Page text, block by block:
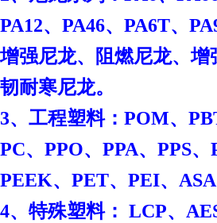
PA12、PA46、PA6T、
增强尼龙、阻燃尼龙、增
韧耐寒尼龙。
3、工程塑料：POM、
PC、PPO、PPA、PPS、
PEEK、PET、PEI、ASA
4、特殊塑料： LCP、